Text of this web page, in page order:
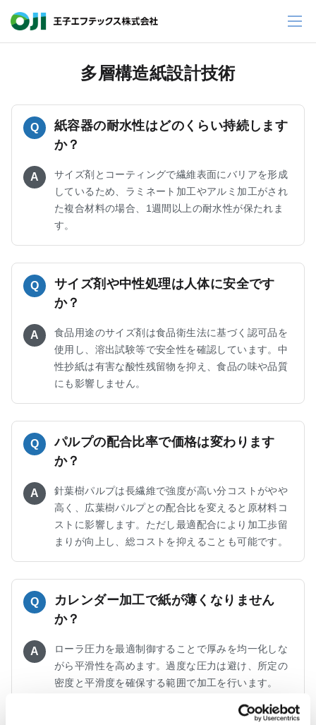
多層構造紙設計技術
Q
紙容器の耐水性はどのくらい持続します
か？
A
サイズ剤とコーティングで繊維表面にバリアを形成
しているため、ラミネート加工やアルミ加工がされ
た複合材料の場合、1週間以上の耐水性が保たれま
す。
Q
サイズ剤や中性処理は人体に安全です
か？
A
食品用途のサイズ剤は食品衛生法に基づく認可品を
使用し、溶出試験等で安全性を確認しています。中
性抄紙は有害な酸性残留物を抑え、食品の味や品質
にも影響しません。
Q
パルプの配合比率で価格は変わります
か？
A
針葉樹パルプは長繊維で強度が高い分コストがやや
高く、広葉樹パルプとの配合比を変えると原材料コ
ストに影響します。ただし最適配合により加工歩留
まりが向上し、総コストを抑えることも可能です。
Q
カレンダー加工で紙が薄くなりません
か？
A
ローラ圧力を最適制御することで厚みを均一化しな
がら平滑性を高めます。過度な圧力は避け、所定の
密度と平滑度を確保する範囲で加工を行います。